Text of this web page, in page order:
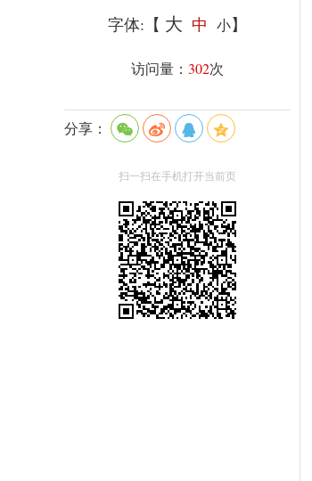
字体:【 大 中 小】
访问量：302次
分享：
扫一扫在手机打开当前页